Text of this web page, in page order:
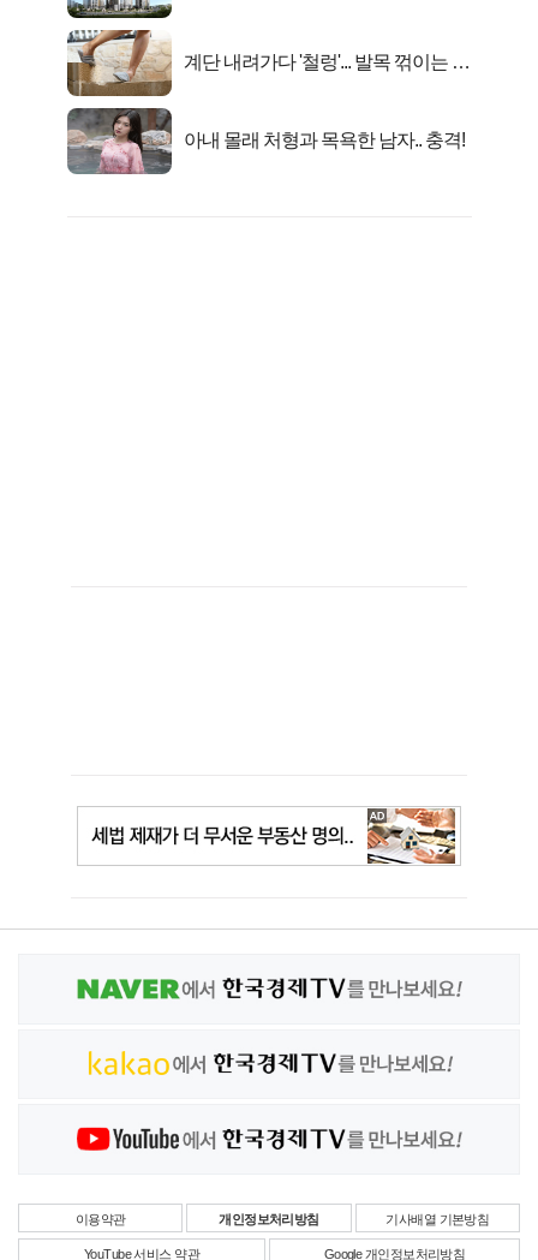
계단 내려가다 '철렁'... 발목 꺾이는 이
아내 몰래 처형과 목욕한 남자.. 충격!
이용약관 개인정보처리방침 기사배열 기본방침
YouTube 서비스 약관 Google 개인정보처리방침